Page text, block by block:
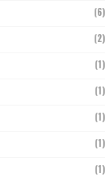
(6)
(2)
(1)
(1)
(1)
(1)
(1)